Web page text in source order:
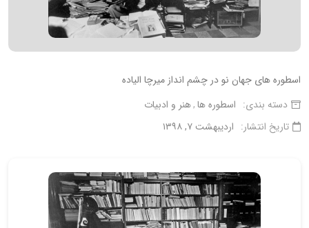
اسطوره های جهان نو در چشم انداز میرچا الیاده
دسته بندی: اسطوره ها هنر و ادبیات
تاریخ انتشار: اردیبهشت ۷, ۱۳۹۸